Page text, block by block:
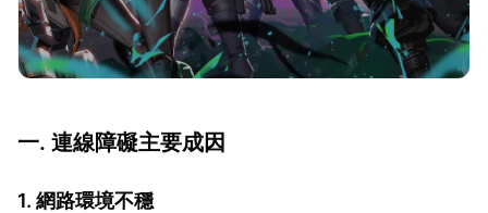
一. 連線障礙主要成因
1. 網路環境不穩